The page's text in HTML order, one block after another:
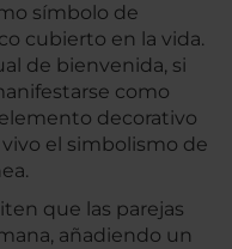
símbolo de
cubierto en la vida.
de bienvenida, si
como
decorativo
el simbolismo de
que las parejas
añadiendo un